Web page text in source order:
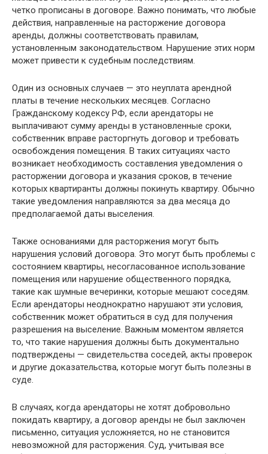
четко прописаны в договоре. Важно понимать, что любые
действия, направленные на расторжение договора
аренды, должны соответствовать правилам,
установленным законодательством. Нарушение этих норм
может привести к судебным последствиям.
Один из основных случаев — это неуплата арендной
платы в течение нескольких месяцев. Согласно
Гражданскому кодексу РФ, если арендаторы не
выплачивают сумму аренды в установленные сроки,
собственник вправе расторгнуть договор и требовать
освобождения помещения. В таких ситуациях часто
возникает необходимость составления уведомления о
расторжении договора и указания сроков, в течение
которых квартиранты должны покинуть квартиру. Обычно
такие уведомления направляются за два месяца до
предполагаемой даты выселения.
Также основаниями для расторжения могут быть
нарушения условий договора. Это могут быть проблемы с
состоянием квартиры, несогласованное использование
помещения или нарушение общественного порядка,
такие как шумные вечеринки, которые мешают соседям.
Если арендаторы неоднократно нарушают эти условия,
собственник может обратиться в суд для получения
разрешения на выселение. Важным моментом является
то, что такие нарушения должны быть документально
подтверждены — свидетельства соседей, акты проверок
и другие доказательства, которые могут быть полезны в
суде.
В случаях, когда арендаторы не хотят добровольно
покидать квартиру, а договор аренды не был заключен
письменно, ситуация усложняется, но не становится
невозможной для расторжения. Суд, учитывая все